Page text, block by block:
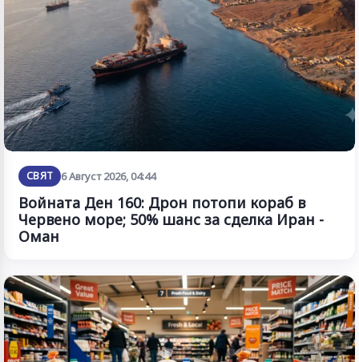
СВЯТ 6 Август 2026, 04:44
Войната Ден 160: Дрон потопи кораб в
Червено море; 50% шанс за сделка Иран -
Оман